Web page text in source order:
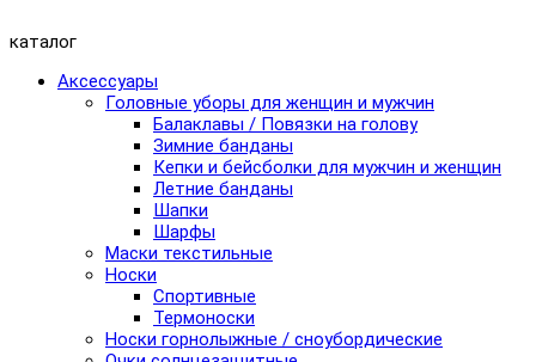
каталог
Аксессуары
Головные уборы для женщин и мужчин
Балаклавы / Повязки на голову
Зимние банданы
Кепки и бейсболки для мужчин и женщин
Летние банданы
Шапки
Шарфы
Маски текстильные
Носки
Спортивные
Термоноски
Носки горнолыжные / сноубордические